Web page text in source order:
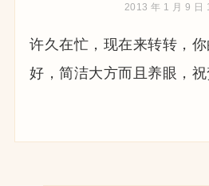
2013 年 1 月 9 日
许久在忙，现在来转转，
好，简洁大方而且养眼，祝